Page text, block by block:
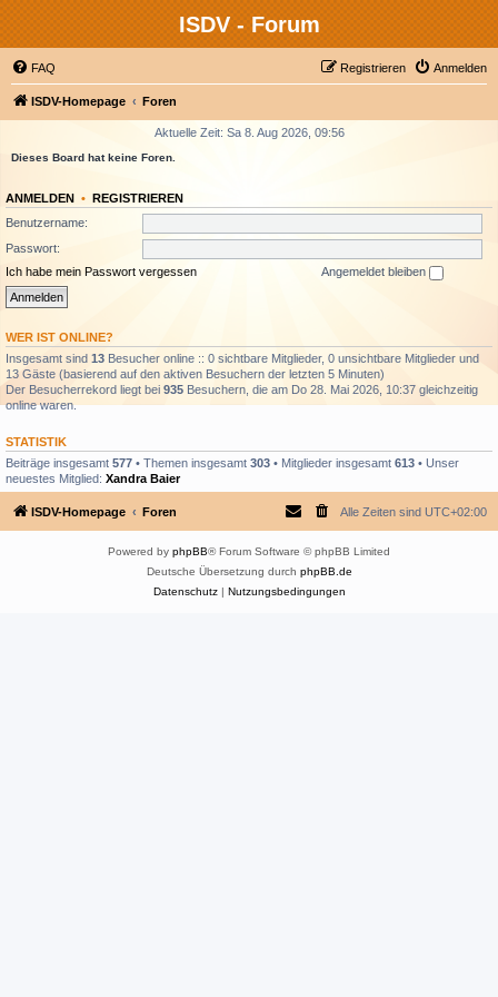
ISDV - Forum
FAQ Anmelden
Registrieren
ISDV-Homepage Foren
Aktuelle Zeit: Sa 8. Aug 2026, 09:56
Dieses Board hat keine Foren.
ANMELDEN • REGISTRIEREN
Benutzername:
Passwort:
Ich habe mein Passwort vergessen
Angemeldet bleiben
WER IST ONLINE?
Insgesamt sind 13 Besucher online :: 0 sichtbare Mitglieder, 0 unsichtbare Mitglieder und
13 Gäste (basierend auf den aktiven Besuchern der letzten 5 Minuten)
Der Besucherrekord liegt bei 935 Besuchern, die am Do 28. Mai 2026, 10:37 gleichzeitig
online waren.
STATISTIK
Beiträge insgesamt 577 • Themen insgesamt 303 • Mitglieder insgesamt 613 • Unser
neuestes Mitglied: Xandra Baier
ISDV-Homepage Foren Alle Zeiten sind UTC+02:00
Powered by phpBB® Forum Software © phpBB Limited
Deutsche Übersetzung durch phpBB.de
Datenschutz| Nutzungsbedingungen